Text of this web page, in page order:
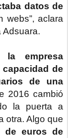
datos de
webs”, aclara
Adsuara.
la empresa
de
de una
2016 cambió
la puerta a
otra. Algo que
de euros de